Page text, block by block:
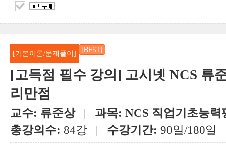
[기본이론/문제풀이] [BEST]
[고득점 필수 강의] 고시넷 NCS 류
리만점
교수: 류준상 | 과목: NCS 직업기초능력
총강의수: 84강 | 수강기간: 90일/180일